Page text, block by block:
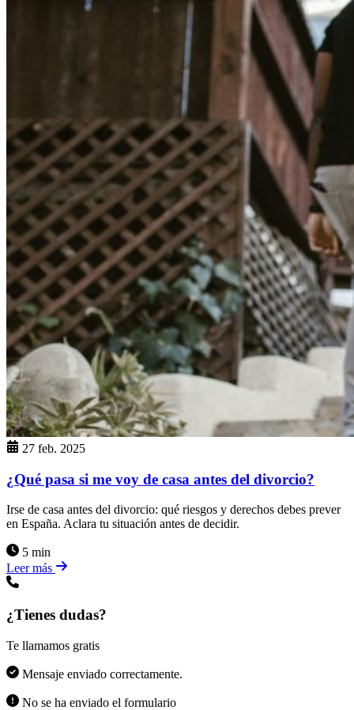
27 feb. 2025
¿Qué pasa si me voy de casa antes del divorcio?
Irse de casa antes del divorcio: qué riesgos y derechos debes prever
en España. Aclara tu situación antes de decidir.
5 min
Leer más
¿Tienes dudas?
Te llamamos gratis
Mensaje enviado correctamente.
No se ha enviado el formulario